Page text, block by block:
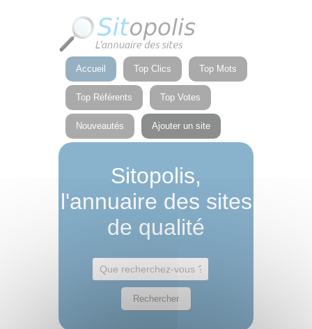
Accueil Top Clics Top Mots
Top Référents Top Votes
Nouveautés Ajouter un site
Sitopolis,
l'annuaire des sites
de qualité